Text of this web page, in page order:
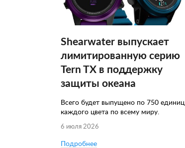
Shearwater выпускает
лимитированную серию
Tern TX в поддержку
защиты океана
Всего будет выпущено по 750 единиц
каждого цвета по всему миру.
6 июля 2026
Подробнее